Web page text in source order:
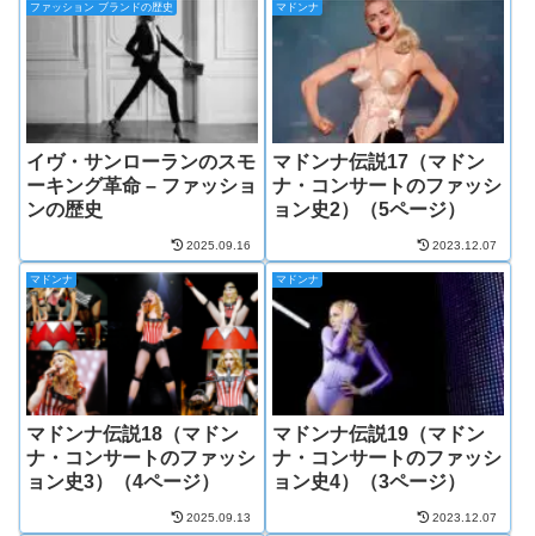
ファッション ブランドの歴史
イヴ・サンローランのスモ
ーキング革命 – ファッショ
ンの歴史
2025.09.16
マドンナ
マドンナ伝説17（マドン
ナ・コンサートのファッシ
ョン史2）（5ページ）
2023.12.07
マドンナ
マドンナ伝説18（マドン
ナ・コンサートのファッシ
ョン史3）（4ページ）
2025.09.13
マドンナ
マドンナ伝説19（マドン
ナ・コンサートのファッシ
ョン史4）（3ページ）
2023.12.07